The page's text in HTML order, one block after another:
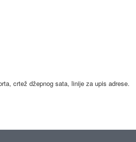
crtež džepnog sata, linije za upis adrese.